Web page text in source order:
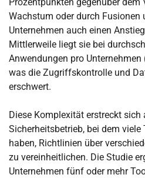
Wachstum oder durch Fusionen
Unternehmen auch einen
Mittlerweile liegt sie bei
Anwendungen pro
was die Zugriffskontrolle und
erschwert.
Diese Komplexität erstreckt sich
Sicherheitsbetrieb, bei dem
haben, Richtlinien über
zu vereinheitlichen. Die Studie
Unternehmen fünf oder mehr